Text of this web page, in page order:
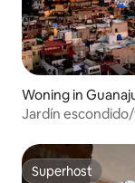
Woning in
Jardín
Superhost
Superhost